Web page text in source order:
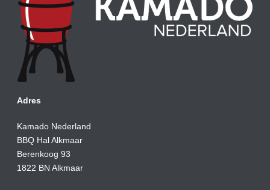
Adres
Kamado Nederland
BBQ Hal Alkmaar
Berenkoog 93
1822 BN Alkmaar